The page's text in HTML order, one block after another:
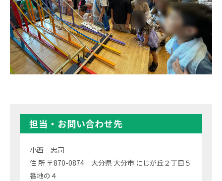
担当・お問い合わせ先
小西 忠司
住 所 〒870-0874 大分県 大分市 にじが丘２丁目５
番地の４